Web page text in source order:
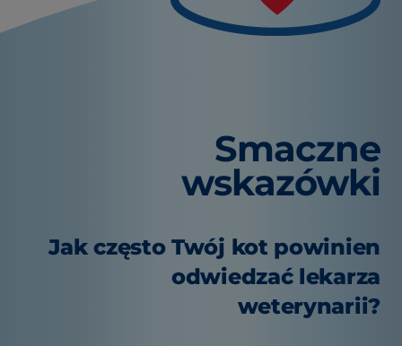
Smaczne
wskazówki
Jak często Twój kot powinien
odwiedzać lekarza
weterynarii?